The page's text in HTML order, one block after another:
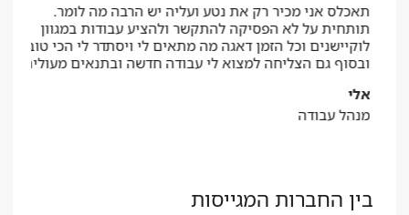
תאכלס אני מכיר רק את נטע ועליה יש הרבה מה לומר.
תותחית על לא הפסיקה להתקשר ולהציע עבודות במגוון
לוקיישנים וכל הזמן דאגה מה מתאים לי ויסתדר לי הכי טוב
ובסוף גם הצליחה למצוא לי עבודה חדשה ובתנאים מעולים
אלי
מנהל עבודה
בין החברות המגייסות